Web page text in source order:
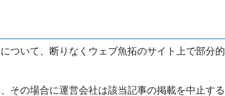
ついて、断りなくウェブ魚拓のサイト上で部分的
その場合に運営会社は該当記事の掲載を中止する